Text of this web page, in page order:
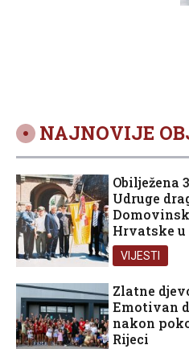
NAJNOVIJE
Obilježena
Udruge
Hrvatske u
VIJESTI
Zlatne
Emotivan
nakon
Rijeci